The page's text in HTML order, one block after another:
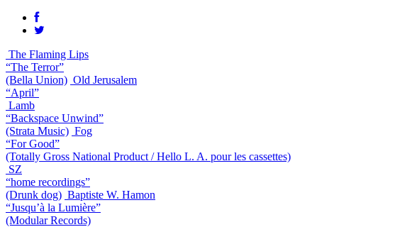
The Flaming Lips
“The Terror”
(Bella Union) Old Jerusalem
“April”
Lamb
“Backspace Unwind”
(Strata Music) Fog
“For Good”
(Totally Gross National Product / Hello L. A. pour les cassettes)
SZ
“home recordings”
(Drunk dog) Baptiste W. Hamon
“Jusqu’à la Lumière”
(Modular Records)